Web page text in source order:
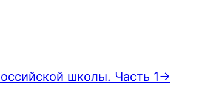
школы. Часть 1→